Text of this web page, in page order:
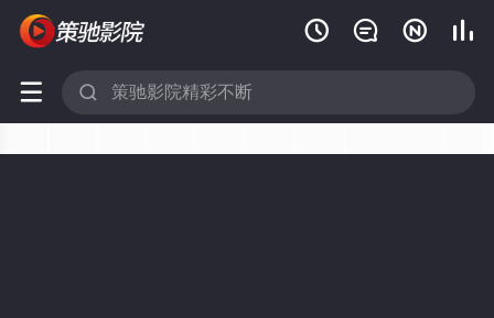
   
 